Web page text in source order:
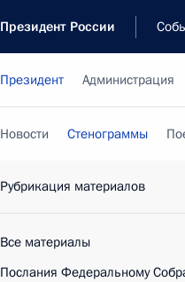
Президент России
Президент Администрация
Новости Стенограммы
Рубрикация материалов
Все материалы
Послания Федеральному